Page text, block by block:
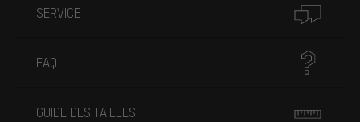
SERVICE
FAQ
GUIDE DES TAILLES